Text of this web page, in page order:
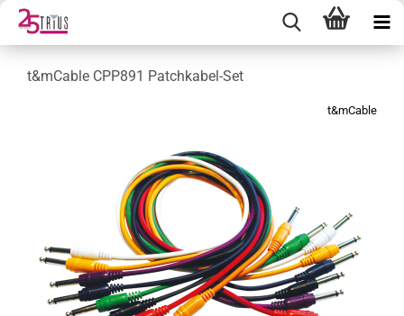
t&mCable CPP891 Patchkabel-Set
t&mCable